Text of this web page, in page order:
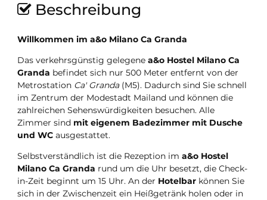
Beschreibung
Willkommen im a&o Milano Ca Granda
Das verkehrsgünstig gelegene a&o Hostel Milano Ca
Granda befindet sich nur 500 Meter entfernt von der
Metrostation Ca' Granda(M5). Dadurch sind Sie schnell
im Zentrum der Modestadt Mailand und können die
zahlreichen Sehenswürdigkeiten besuchen. Alle
Zimmer sind mit eigenem Badezimmer mit Dusche
und WC ausgestattet.
Selbstverständlich ist die Rezeption im a&o Hostel
Milano Ca Granda rund um die Uhr besetzt, die Check-
in-Zeit beginnt um 15 Uhr. An der Hotelbar können Sie
sich in der Zwischenzeit ein Heißgetränk holen oder in